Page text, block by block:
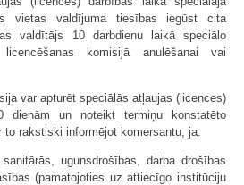
vietas valdījuma tiesības iegūst cita
valdītājs 10 darbdienu laikā speciālo
komisijā anulēšanai vai
var apturēt speciālās atļaujas (licences)
un noteikt termiņu konstatēto
to rakstiski informējot komersantu, ja:
ugunsdrošības, darba drošības
(pamatojoties uz attiecīgo institūciju